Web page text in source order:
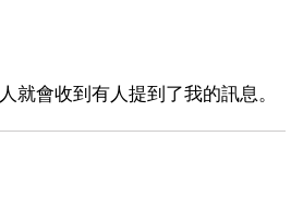
就會收到有人提到了我的訊息。